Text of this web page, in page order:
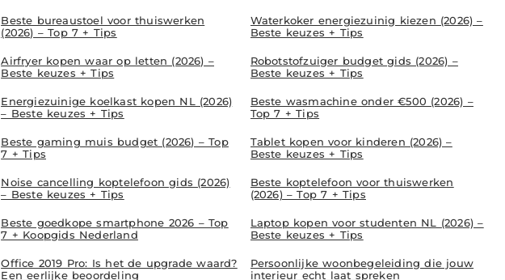
Beste bureaustoel voor thuiswerken
(2026) – Top 7 + Tips
Waterkoker energiezuinig kiezen (2026) –
Beste keuzes + Tips
Airfryer kopen waar op letten (2026) –
Beste keuzes + Tips
Robotstofzuiger budget gids (2026) –
Beste keuzes + Tips
Energiezuinige koelkast kopen NL (2026)
– Beste keuzes + Tips
Beste wasmachine onder €500 (2026) –
Top 7 + Tips
Beste gaming muis budget (2026) – Top
7 + Tips
Tablet kopen voor kinderen (2026) –
Beste keuzes + Tips
Noise cancelling koptelefoon gids (2026)
– Beste keuzes + Tips
Beste koptelefoon voor thuiswerken
(2026) – Top 7 + Tips
Beste goedkope smartphone 2026 – Top
7 + Koopgids Nederland
Laptop kopen voor studenten NL (2026) –
Beste keuzes + Tips
Office 2019 Pro: Is het de upgrade waard?
Een eerlijke beoordeling
Persoonlijke woonbegeleiding die jouw
interieur echt laat spreken